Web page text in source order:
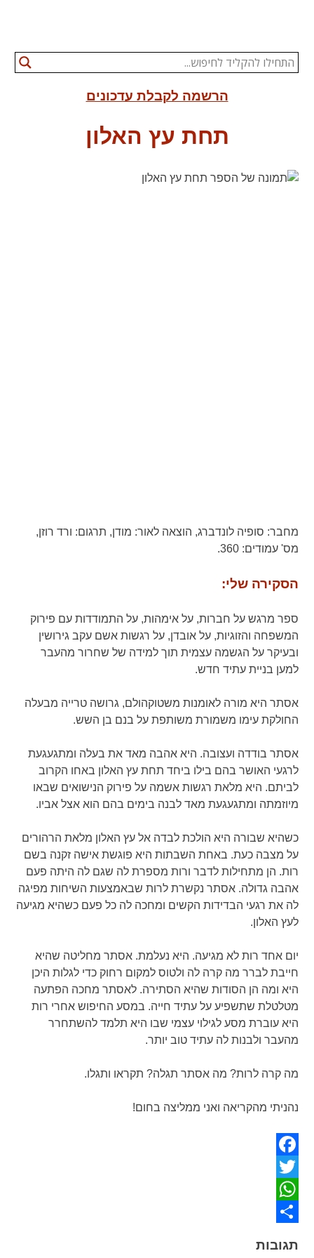
הרשמה לקבלת עדכונים
תחת עץ האלון
מחבר: סופיה לונדברג, הוצאה לאור: מודן, תרגום: ורד רוזן,
מס' עמודים: 360.
הסקירה שלי:
ספר מרגש על חברות, על אימהות, על התמודדות עם פירוק
המשפחה והזוגיות, על אובדן, על רגשות אשם עקב גירושין
ובעיקר על הגשמה עצמית תוך למידה של שחרור מהעבר
למען בניית עתיד חדש.
אסתר היא מורה לאומנות משטוקהולם, גרושה טרייה מבעלה
החולקת עימו משמורת משותפת על בנם בן השש.
אסתר בודדה ועצובה. היא אהבה מאד את בעלה ומתגעגעת
לרגעי האושר בהם בילו ביחד תחת עץ האלון באחו הקרוב
לביתם. היא מלאת רגשות אשמה על פירוק הנישואים שבאו
מיוזמתה ומתגעגעת מאד לבנה בימים בהם הוא אצל אביו.
כשהיא שבורה היא הולכת לבדה אל עץ האלון מלאת הרהורים
על מצבה כעת. באחת השבתות היא פוגשת אישה זקנה בשם
רות. הן מתחילות לדבר ורות מספרת לה שגם לה היתה פעם
אהבה גדולה. אסתר נקשרת לרות שבאמצעות השיחות מפיגה
לה את רגעי הבדידות הקשים ומחכה לה כל פעם כשהיא מגיעה
לעץ האלון.
יום אחד רות לא מגיעה. היא נעלמת. אסתר מחליטה שהיא
חייבת לברר מה קרה לה ולטוס למקום רחוק כדי לגלות היכן
היא ומה הן הסודות שהיא הסתירה. לאסתר מחכה הפתעה
מטלטלת שתשפיע על עתיד חייה. במסע החיפוש אחרי רות
היא עוברת מסע לגילוי עצמי שבו היא תלמד להשתחרר
מהעבר ולבנות לה עתיד טוב יותר.
מה קרה לרות? מה אסתר תגלה? תקראו ותגלו.
נהניתי מהקריאה ואני ממליצה בחום!
Facebook
Twitter
WhatsApp
תגובות